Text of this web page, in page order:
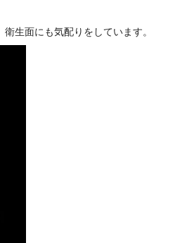
衛生面にも気配りをしています。